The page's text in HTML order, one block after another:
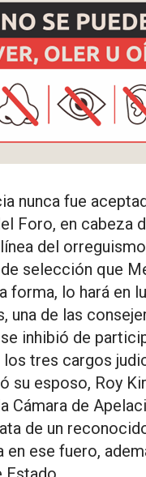
nunca fue
Foro, en cabeza
del
selección que
forma, lo hará en
una de las
inhibió de
tres cargos
su esposo, Roy
Cámara de
de un
en ese fuero,